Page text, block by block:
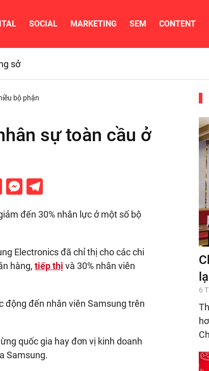
SOCIAL MARKETING SEM CONTENT
sở
bộ phận
sự toàn cầu ở
LinkedIn
Messenger
Telegram
đến 30% nhân lực ở một số bộ
Electronics đã chỉ thị cho các chi
hàng, tiếp thị và 30% nhân viên
động đến nhân viên Samsung trên
quốc gia hay đơn vị kinh doanh
Samsung.
6